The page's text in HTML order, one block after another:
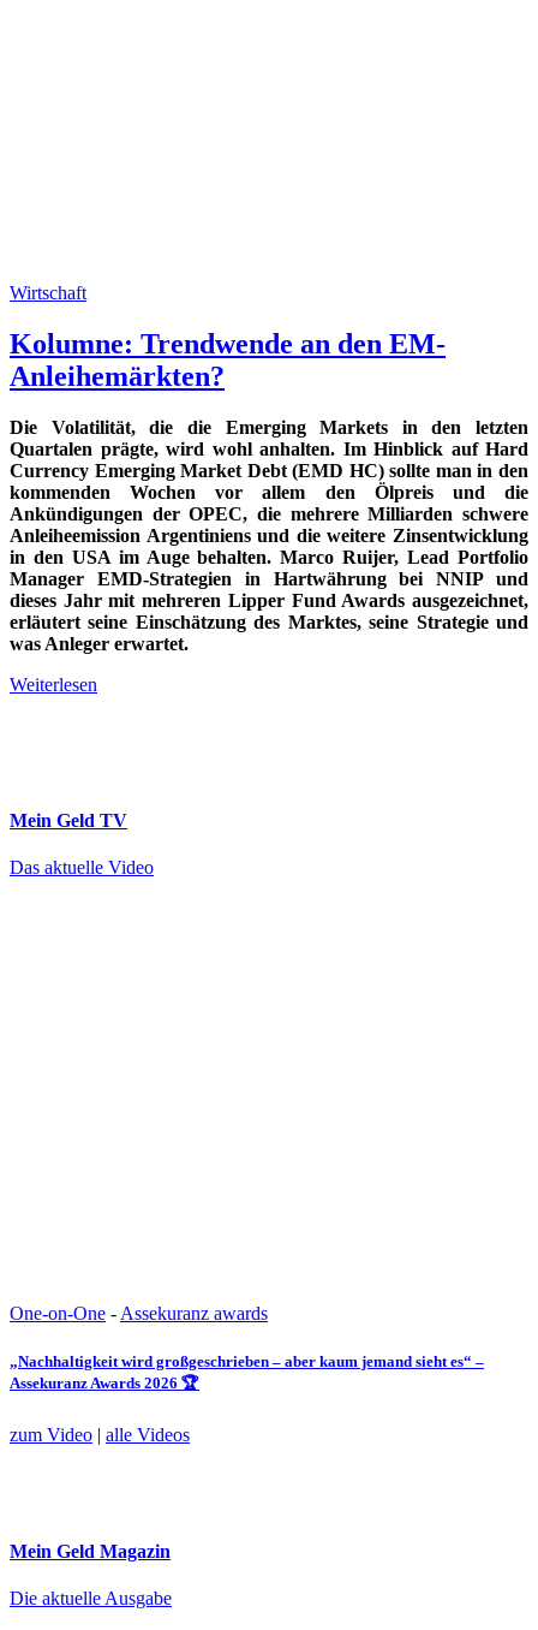
Wirtschaft
Kolumne: Trendwende an den EM-
Anleihemärkten?
Die Volatilität, die die Emerging Markets in den letzten
Quartalen prägte, wird wohl anhalten. Im Hinblick auf Hard
Currency Emerging Market Debt (EMD HC) sollte man in den
kommenden Wochen vor allem den Ölpreis und die
Ankündigungen der OPEC, die mehrere Milliarden schwere
Anleiheemission Argentiniens und die weitere Zinsentwicklung
in den USA im Auge behalten. Marco Ruijer, Lead Portfolio
Manager EMD-Strategien in Hartwährung bei NNIP und
dieses Jahr mit mehreren Lipper Fund Awards ausgezeichnet,
erläutert seine Einschätzung des Marktes, seine Strategie und
was Anleger erwartet.
Weiterlesen
Mein Geld TV
Das aktuelle Video
One-on-One -Assekuranz awards
„Nachhaltigkeit wird großgeschrieben – aber kaum jemand sieht es“ –
Assekuranz Awards 2026 🏆
zum Video | alle Videos
Mein Geld Magazin
Die aktuelle Ausgabe